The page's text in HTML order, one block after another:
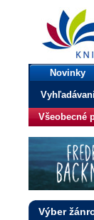
bux.sk
knihy,
Úvodná
Novinky
Všeobecné
Výber